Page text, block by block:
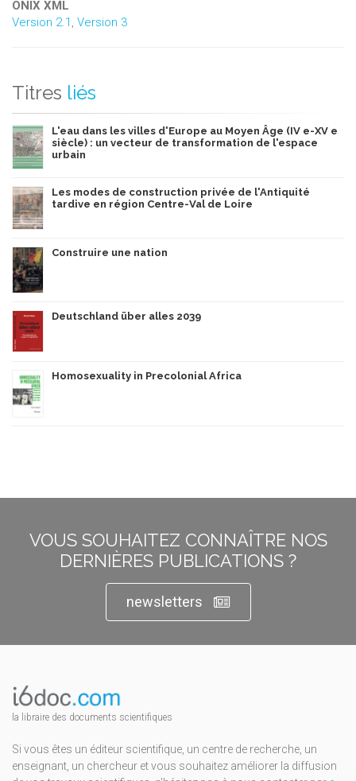
ONIX XML
Version 2.1 Version 3
Titres liés
L'eau dans les villes d'Europe au Moyen Âge (IV e-XV e
siècle) : un vecteur de transformation de l'espace
urbain
Les modes de construction privée de l'Antiquité
tardive en région Centre-Val de Loire
Construire une nation
Deutschland über alles 2039
Homosexuality in Precolonial Africa
VOUS SOUHAITEZ CONNAÎTRE NOS
DERNIÈRES PUBLICATIONS ?
newsletters
la libraire des documents scientifiques
Si vous êtes un éditeur scientifique, un centre de recherche, un
enseignant, un chercheur et vous souhaitez améliorer la diffusion